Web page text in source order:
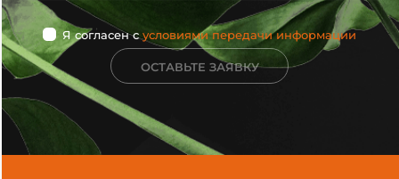
Я согласен сусловиями передачи информации
ОСТАВЬТЕ ЗАЯВКУ